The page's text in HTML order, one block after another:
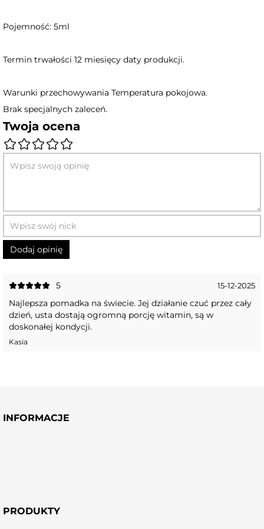
Pojemność: 5ml
Termin trwałości 12 miesięcy daty produkcji.
Warunki przechowywania Temperatura pokojowa.
Brak specjalnych zaleceń.
Twoja ocena
5 15-12-2025
Najlepsza pomadka na świecie. Jej działanie czuć przez cały
dzień, usta dostają ogromną porcję witamin, są w
doskonałej kondycji.
Kasia
INFORMACJE
PRODUKTY